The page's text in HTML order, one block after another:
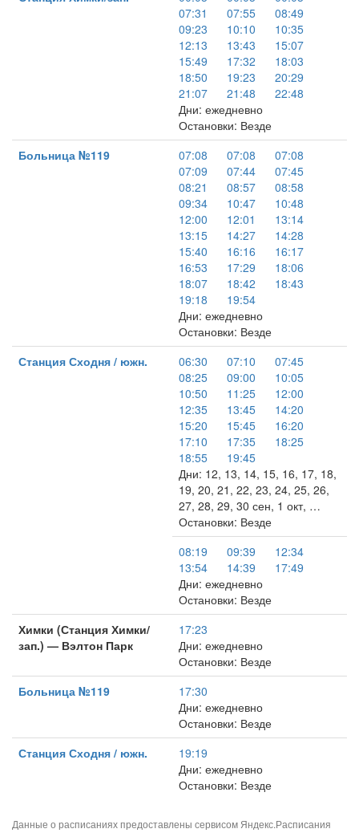
07:31
07:55
08:49
09:23
10:10
10:35
12:13
13:43
15:07
15:49
17:32
18:03
18:50
19:23
20:29
21:07
21:48
22:48
Дни: ежедневно
Остановки: Везде
Больница №119
07:08 07:08
07:08
07:09
07:44
07:45
08:21
08:57
08:58
09:34
10:47
10:48
12:00
12:01
13:14
13:15
14:27
14:28
15:40
16:16
16:17
16:53
17:29
18:06
18:07
18:42
18:43
19:18
19:54
Дни: ежедневно
Остановки: Везде
Станция Сходня / южн.
06:30 07:10
07:45
08:25
09:00
10:05
10:50
11:25
12:00
12:35
13:45
14:20
15:20
15:45
16:20
17:10
17:35
18:25
18:55
19:45
Дни: 12, 13, 14, 15, 16, 17, 18,
19, 20, 21, 22, 23, 24, 25, 26,
27, 28, 29, 30 сен, 1 окт, …
Остановки: Везде
08:19
09:39
12:34
13:54
14:39
17:49
Дни: ежедневно
Остановки: Везде
Химки (Станция Химки/
зап.) — Вэлтон Парк
17:23
Дни: ежедневно
Остановки: Везде
Больница №119
17:30
Дни: ежедневно
Остановки: Везде
Станция Сходня / южн.
19:19
Дни: ежедневно
Остановки: Везде
Данные о расписаниях предоставлены сервисом Яндекс.Расписания